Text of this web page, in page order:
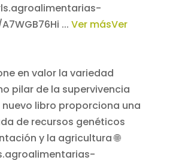
... Ver másVer